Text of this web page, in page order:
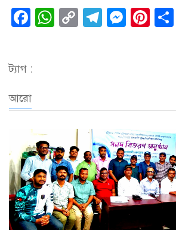
Facebook
WhatsApp
CopyTelegram
ট্যাগ :
আরো